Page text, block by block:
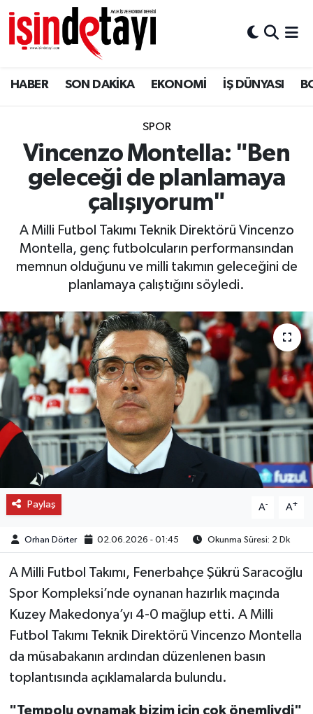
HABER SON DAKİKA EKONOMİ İŞ DÜNYASI
SPOR
Vincenzo Montella: "Ben
geleceği de planlamaya
çalışıyorum"
A Milli Futbol Takımı Teknik Direktörü Vincenzo
Montella, genç futbolcuların performansından
memnun olduğunu ve milli takımın geleceğini de
planlamaya çalıştığını söyledi.
Paylaş A- A+
Orhan Dörter 02.06.2026 - 01:45 Okunma Süresi: 2 Dk
A Milli Futbol Takımı, Fenerbahçe Şükrü Saracoğlu
Spor Kompleksi’nde oynanan hazırlık maçında
Kuzey Makedonya’yı 4-0 mağlup etti. A Milli
Futbol Takımı Teknik Direktörü Vincenzo Montella
da müsabakanın ardından düzenlenen basın
toplantısında açıklamalarda bulundu.
"Tempolu oynamak bizim için çok önemliydi"
DÜNYA
Eğitim
ENERJİ HABERİ
GAYRİMENKUL
HABER
LOJİSTİK
OTO DETAY
SAĞLIK
SON DAKİKA
SPOR
FİNANS
Nöbetçi Eczaneler
Hava Durumu
İstanbul Namaz Vakitleri
Trafik Durumu
Süper Lig Puan Durumu ve Fikstür
Tüm Manşetler
Son Dakika Haberleri